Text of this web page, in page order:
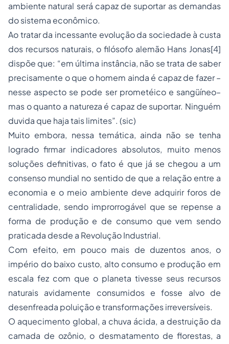
ambiente natural será capaz de suportar as demandas
do sistema econômico.
Ao tratar da incessante evolução da sociedade à custa
dos recursos naturais, o filósofo alemão Hans Jonas[4]
dispõe que: “em última instância, não se trata de saber
precisamente o que o homem ainda é capaz de fazer –
nesse aspecto se pode ser prometéico e sangüíneo–
mas o quanto a natureza é capaz de suportar. Ninguém
duvida que haja tais limites”. (sic)
Muito embora, nessa temática, ainda não se tenha
logrado firmar indicadores absolutos, muito menos
soluções definitivas, o fato é que já se chegou a um
consenso mundial no sentido de que a relação entre a
economia e o meio ambiente deve adquirir foros de
centralidade, sendo improrrogável que se repense a
forma de produção e de consumo que vem sendo
praticada desde a Revolução Industrial.
Com efeito, em pouco mais de duzentos anos, o
império do baixo custo, alto consumo e produção em
escala fez com que o planeta tivesse seus recursos
naturais avidamente consumidos e fosse alvo de
desenfreada poluição e transformações irreversíveis.
O aquecimento global, a chuva ácida, a destruição da
camada de ozônio, o desmatamento de florestas, a